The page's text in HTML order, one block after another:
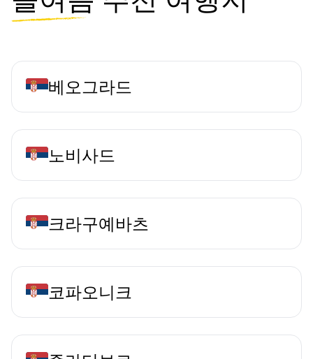
베오그라드
노비사드
크라구예바츠
코파오니크